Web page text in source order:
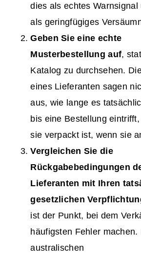
dies als echtes Warnsignal
als geringfügiges
Geben Sie eine echte
Musterbestellung auf,
Katalog zu durchsehen.
eines Lieferanten sagen
aus, wie lange es
bis eine Bestellung
sie verpackt ist, wenn sie
Vergleichen Sie die
Rückgabebedingungen
Lieferanten mit Ihren
gesetzlichen
ist der Punkt, bei dem
häufigsten Fehler machen.
australischen